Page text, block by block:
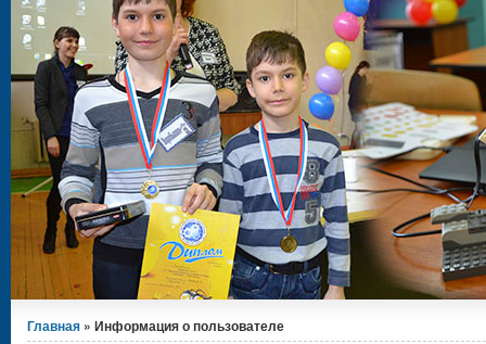
Вы здесь
Главная » Информация о пользователе